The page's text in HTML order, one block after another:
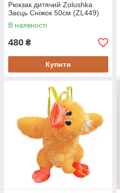
Рюкзак дитячий Zolushka
Заєць Сніжок 50см (ZL449)
В наявності
480 ₴
Купити